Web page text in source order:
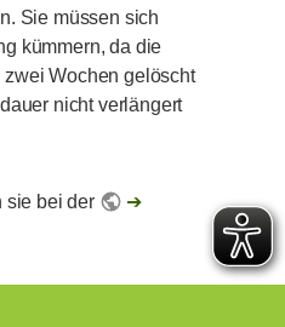
Sie müssen sich
kümmern, da die
Wochen gelöscht
nicht verlängert
sie bei der